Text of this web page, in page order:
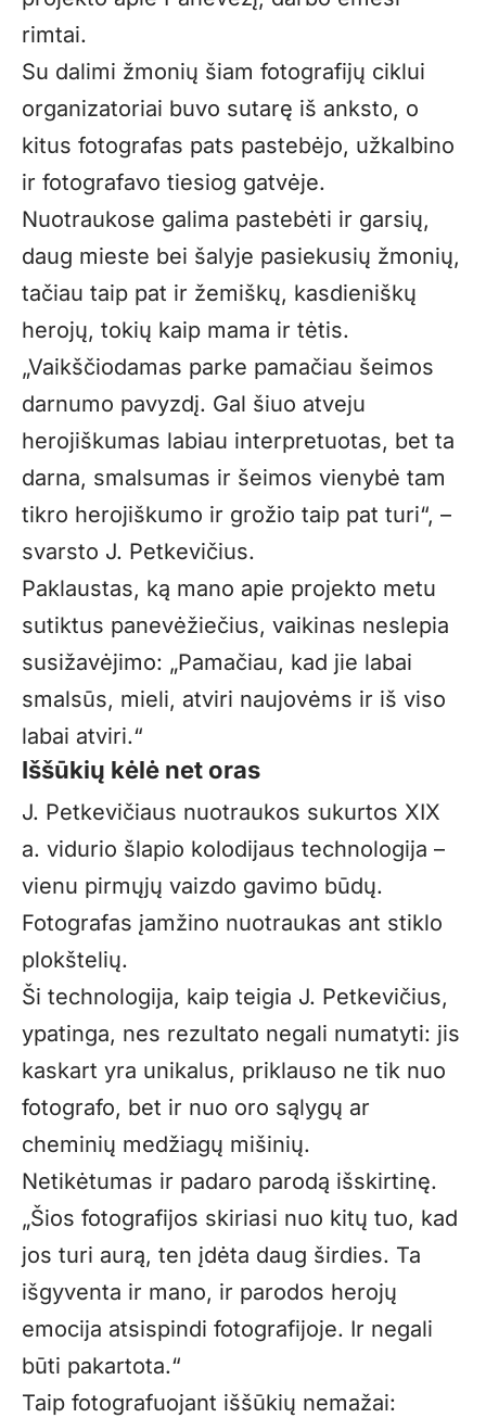
rimtai.
Su dalimi žmonių šiam fotografijų ciklui
organizatoriai buvo sutarę iš anksto, o
kitus fotografas pats pastebėjo, užkalbino
ir fotografavo tiesiog gatvėje.
Nuotraukose galima pastebėti ir garsių,
daug mieste bei šalyje pasiekusių žmonių,
tačiau taip pat ir žemiškų, kasdieniškų
herojų, tokių kaip mama ir tėtis.
„Vaikščiodamas parke pamačiau šeimos
darnumo pavyzdį. Gal šiuo atveju
herojiškumas labiau interpretuotas, bet ta
darna, smalsumas ir šeimos vienybė tam
tikro herojiškumo ir grožio taip pat turi“, –
svarsto J. Petkevičius.
Paklaustas, ką mano apie projekto metu
sutiktus panevėžiečius, vaikinas neslepia
susižavėjimo: „Pamačiau, kad jie labai
smalsūs, mieli, atviri naujovėms ir iš viso
labai atviri.“
Iššūkių kėlė net oras
J. Petkevičiaus nuotraukos sukurtos XIX
a. vidurio šlapio kolodijaus technologija –
vienu pirmųjų vaizdo gavimo būdų.
Fotografas įamžino nuotraukas ant stiklo
plokštelių.
Ši technologija, kaip teigia J. Petkevičius,
ypatinga, nes rezultato negali numatyti: jis
kaskart yra unikalus, priklauso ne tik nuo
fotografo, bet ir nuo oro sąlygų ar
cheminių medžiagų mišinių.
Netikėtumas ir padaro parodą išskirtinę.
„Šios fotografijos skiriasi nuo kitų tuo, kad
jos turi aurą, ten įdėta daug širdies. Ta
išgyventa ir mano, ir parodos herojų
emocija atsispindi fotografijoje. Ir negali
būti pakartota.“
Taip fotografuojant iššūkių nemažai: